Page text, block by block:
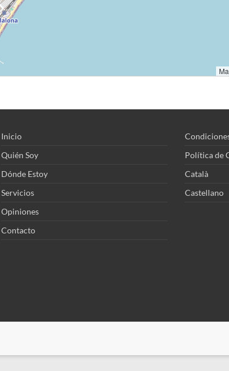
Inicio
Quién Soy
Dónde Estoy
Servicios
Opiniones
Contacto
Política de
Català
Castellano